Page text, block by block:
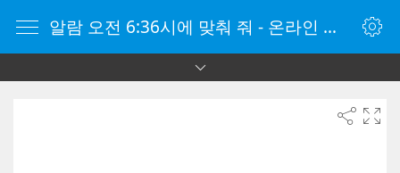
알람 오전 6:36시에 맞춰 줘 - 온라인 알람 시계 - 자명종 온라인 - 온라인 자명종